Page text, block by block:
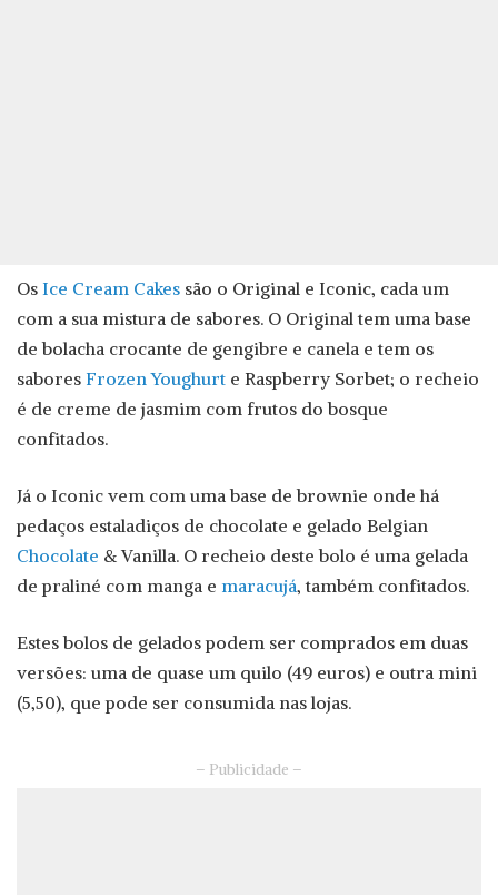
Os Ice Cream Cakes são o Original e Iconic, cada um
com a sua mistura de sabores. O Original tem uma base
de bolacha crocante de gengibre e canela e tem os
sabores Frozen Youghurt e Raspberry Sorbet; o recheio
é de creme de jasmim com frutos do bosque
confitados.
Já o Iconic vem com uma base de brownie onde há
pedaços estaladiços de chocolate e gelado Belgian
Chocolate & Vanilla. O recheio deste bolo é uma gelada
de praliné com manga e maracujá, também confitados.
Estes bolos de gelados podem ser comprados em duas
versões: uma de quase um quilo (49 euros) e outra mini
(5,50), que pode ser consumida nas lojas.
– Publicidade –